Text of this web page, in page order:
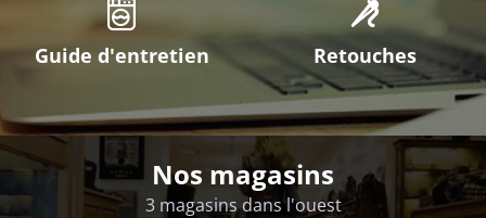
Guide d'entretien Retouches
Nos magasins
3 magasins dans l'ouest